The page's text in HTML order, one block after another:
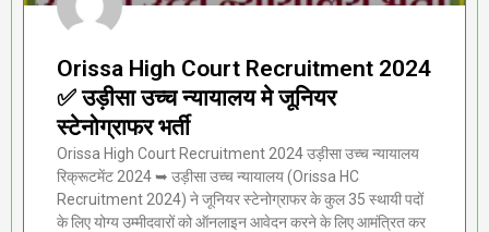
Orissa High Court Recruitment 2024
✅ उड़ीसा उच्च न्यायालय मे जूनियर
स्टेनोग्राफर भर्ती
Orissa High Court Recruitment 2024 उड़ीसा उच्च न्यायालय
रिक्रूटमेंट 2024 ➥ उड़ीसा उच्च न्यायालय (Orissa HC
Recruitment 2024) ने जूनियर स्टेनोग्राफर के कुल 35 स्थायी पदों
के लिए योग्य उम्मीदवारों को ऑनलाइन आवेदन करने के लिए आमंत्रित कर